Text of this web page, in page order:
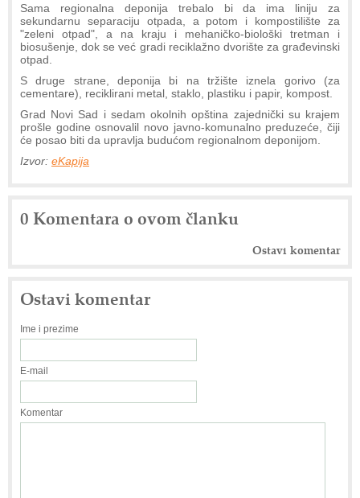
Sama regionalna deponija trebalo bi da ima liniju za
sekundarnu separaciju otpada, a potom i kompostilište za
"zeleni otpad", a na kraju i mehaničko-biološki tretman i
biosušenje, dok se već gradi reciklažno dvorište za građevinski
otpad.
S druge strane, deponija bi na tržište iznela gorivo (za
cementare), reciklirani metal, staklo, plastiku i papir, kompost.
Grad Novi Sad i sedam okolnih opština zajednički su krajem
prošle godine osnovalil novo javno-komunalno preduzeće, čiji
će posao biti da upravlja budućom regionalnom deponijom.
Izvor: eKapija
0 Komentara o ovom članku
Ostavi komentar
Ostavi komentar
Ime i prezime
E-mail
Komentar